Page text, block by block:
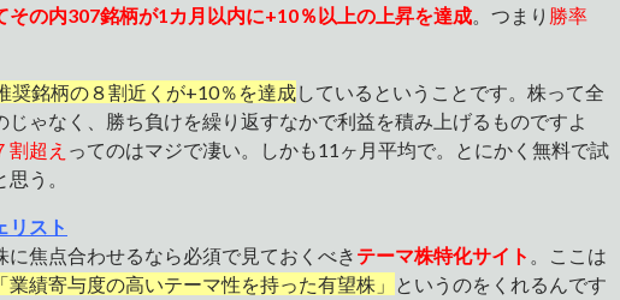
その内307銘柄が1カ月以内に+10％以上の上昇を達成。つまり 勝率
奨銘柄の８割近くが+10％を達成しているということです。株って全
じゃなく、勝ち負けを繰り返すなかで利益を積み上げるものですよ
割超え ってのはマジで凄い。しかも11ヶ月平均で。とにかく無料で試
う。
リスト
に焦点合わせるなら必須で見ておくべき テーマ株特化サイト 。ここは
「業績寄与度の高いテーマ性を持った有望株」 というのをくれるんです